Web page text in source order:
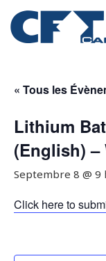
« Tous les
Lithium
(English) –
Septembre 8 @ 9
Click here to